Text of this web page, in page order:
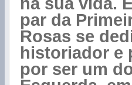
par da
Rosas se
historiador e
por ser um